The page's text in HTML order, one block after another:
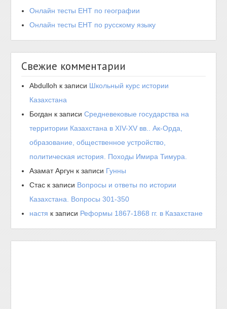
Онлайн тесты ЕНТ по географии
Онлайн тесты ЕНТ по русскому языку
Свежие комментарии
Abdulloh к записи Школьный курс истории
Казахстана
Богдан к записиСредневековые государства на
территории Казахстана в XIV-XV вв.. Ак-Орда,
образование, общественное устройство,
политическая история. Походы Имира Тимура.
Азамат Аргун к записи Гунны
Стас к записи Вопросы и ответы по истории
Казахстана. Вопросы 301-350
настя к записи Реформы 1867-1868 гг. в Казахстане